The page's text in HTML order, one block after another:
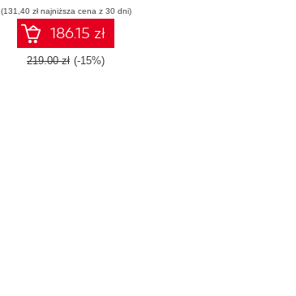
(131,40 zł najniższa cena z 30 dni)
186.15 zł
219.00 zł (-15%)